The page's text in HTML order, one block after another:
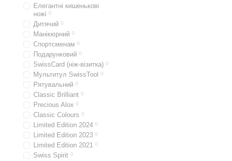
Елегантні кишенькові
ножі 0
Дитячий 0
Манікюрний 0
Спортсменам 0
Подарунковий 0
SwissCard (ніж-візитка) 0
Мультитул SwissTool 0
Рятувальний 0
Classic Brilliant 0
Precious Alox 0
Classic Colours 0
Limited Edition 2024 0
Limited Edition 2023 0
Limited Edition 2021 0
Swiss Spirit 0